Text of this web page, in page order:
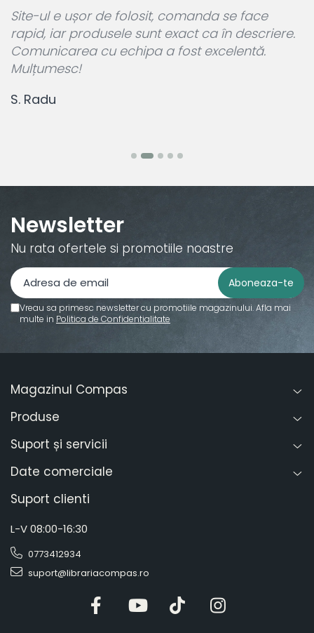
S. Radu
Site-ul e ușor de folosit, comanda se face
rapid, iar produsele sunt exact ca în descriere.
Comunicarea cu echipa a fost excelentă.
Mulțumesc!
Newsletter
Nu rata ofertele si promotiile noastre
Vreau sa primesc newsletter cu promotiile magazinului. Afla mai
multe in Politica de Confidentialitate
Magazinul Compas
Produse
Suport și servicii
Date comerciale
Suport clienti
L-V 08:00-16:30
0773412934
suport@librariacompas.ro